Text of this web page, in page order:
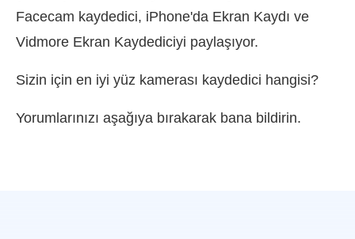
Facecam kaydedici, iPhone'da Ekran Kaydı ve
Vidmore Ekran Kaydediciyi paylaşıyor.
Sizin için en iyi yüz kamerası kaydedici hangisi?
Yorumlarınızı aşağıya bırakarak bana bildirin.